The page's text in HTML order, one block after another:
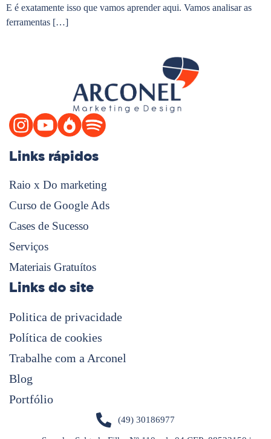
E é exatamente isso que vamos aprender aqui. Vamos analisar as
ferramentas […]
Links rápidos
Raio x Do marketing
Curso de Google Ads
Cases de Sucesso
Serviços
Materiais Gratuítos
Links do site
Politica de privacidade
Política de cookies
Trabalhe com a Arconel
Blog
Portfólio
(49) 30186977